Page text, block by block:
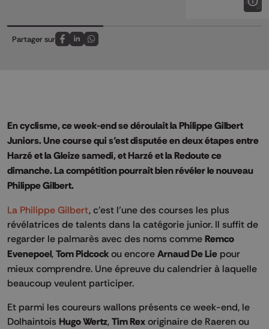
Partager sur
Partagez sur FaceBook
Partagez sur LinkedIn
Partagez sur Whatsapp
En cyclisme, ce week-end se déroulait la Philippe Gilbert
Juniors. Une course qui s’est disputée en deux étapes entre
Harzé et la Gleize samedi, et Harzé et la Redoute ce
dimanche. La compétition pourrait bien révéler le nouveau
Philippe Gilbert.
La Philippe Gilbert, c’est l’une des courses les plus
révélatrices de talents dans la catégorie junior. Il suffit de
regarder le palmarès avec des noms comme Remco
Evenepoel, Tom Pidcock ou encore Arnaud De Lie pour
mieux comprendre. Une épreuve du calendrier à laquelle
beaucoup veulent participer.
Et parmi les coureurs wallons présents ce week-end, le
Dolhaintois Hugo Wertz, Tim Rex originaire de Raeren ou